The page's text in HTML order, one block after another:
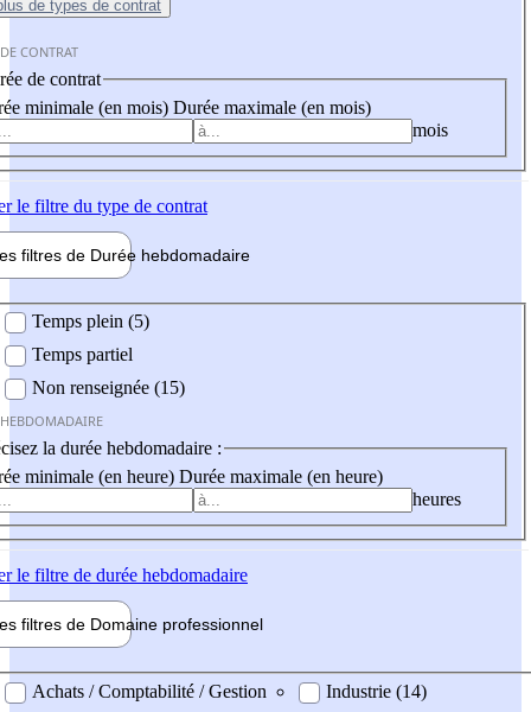
de types de contrat
CONTRAT
de contrat
minimale (en mois) Durée maximale (en mois)
mois
le filtre du type de contrat
filtres de Durée hebdomadaire
Temps plein (5)
Temps partiel
Non renseignée (15)
la durée hebdomadaire :
minimale (en heure) Durée maximale (en heure)
heures
le filtre de durée hebdomadaire
filtres de Domaine professionnel
professionel
Achats / Comptabilité / Gestion
Industrie (14)